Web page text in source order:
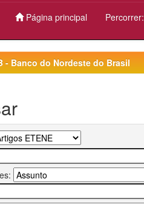
Página principal Percorrer:
- Banco do Nordeste do Brasil